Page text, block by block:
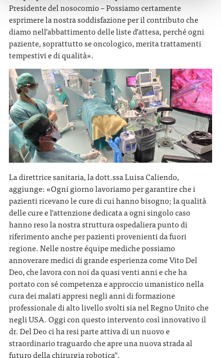
Presidente del nosocomio – Possiamo certamente
esprimere la nostra soddisfazione per il contributo che
diamo nell’abbattimento delle liste d’attesa, perché ogni
paziente, soprattutto se oncologico, merita trattamenti
tempestivi e di qualità».
La direttrice sanitaria, la dott.ssa Luisa Caliendo,
aggiunge: «Ogni giorno lavoriamo per garantire che i
pazienti ricevano le cure di cui hanno bisogno; la qualità
delle cure e l’attenzione dedicata a ogni singolo caso
hanno reso la nostra struttura ospedaliera punto di
riferimento anche per pazienti provenienti da fuori
regione. Nelle nostre équipe mediche possiamo
annoverare medici di grande esperienza come Vito Del
Deo, che lavora con noi da quasi venti anni e che ha
portato con sé competenza e approccio umanistico nella
cura dei malati appresi negli anni di formazione
professionale di alto livello svolti sia nel Regno Unito che
negli USA. Oggi con questo intervento così innovativo il
dr. Del Deo ci ha resi parte attiva di un nuovo e
straordinario traguardo che apre una nuova strada al
futuro della chirurgia robotica”.